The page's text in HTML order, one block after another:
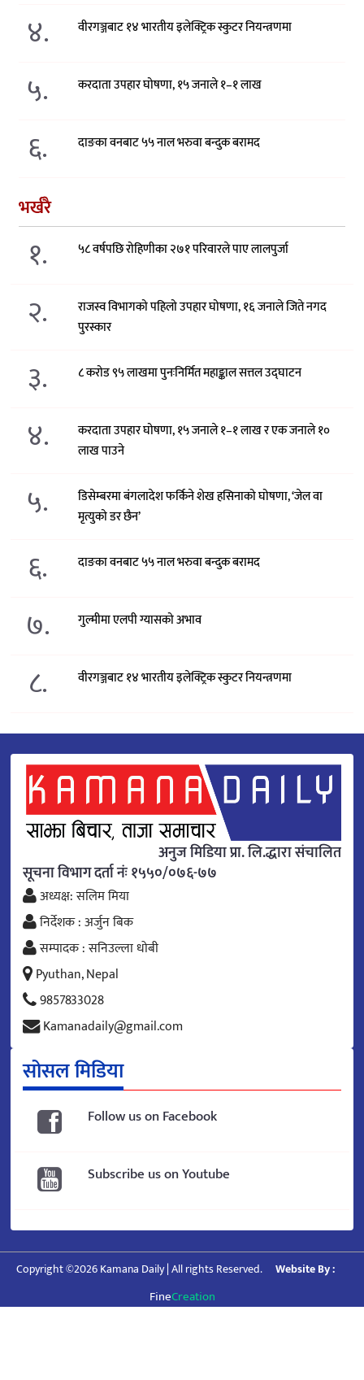
४. वीरगञ्जबाट १४ भारतीय इलेक्ट्रिक स्कुटर नियन्त्रणमा
५. करदाता उपहार घोषणा, १५ जनाले १–१ लाख
६. दाङका वनबाट ५५ नाल भरुवा बन्दुक बरामद
भर्खरै
१. ५८ वर्षपछि रोहिणीका २७१ परिवारले पाए लालपुर्जा
२.
राजस्व विभागको पहिलो उपहार घोषणा, १६ जनाले जिते नगद
पुरस्कार
३. ८ करोड ९५ लाखमा पुनःनिर्मित महाङ्काल सत्तल उद्घाटन
४.
करदाता उपहार घोषणा, १५ जनाले १–१ लाख र एक जनाले १०
लाख पाउने
५.
डिसेम्बरमा बंगलादेश फर्किने शेख हसिनाको घोषणा, ‘जेल वा
मृत्युको डर छैन’
६. दाङका वनबाट ५५ नाल भरुवा बन्दुक बरामद
७. गुल्मीमा एलपी ग्यासको अभाव
८. वीरगञ्जबाट १४ भारतीय इलेक्ट्रिक स्कुटर नियन्त्रणमा
अनुज मिडिया प्रा. लि.द्धारा संचालित
सूचना विभाग दर्ता नंः १५५०/०७६-७७
अध्यक्ष: सलिम मिया
निर्देशक : अर्जुन बिक
सम्पादक : सनिउल्ला धोबी
Pyuthan, Nepal
9857833028
Kamanadaily@gmail.com
सोसल मिडिया
Follow us on Facebook
Subscribe us on Youtube
Copyright ©2026 Kamana Daily | All rights Reserved. Website By :
FineCreation